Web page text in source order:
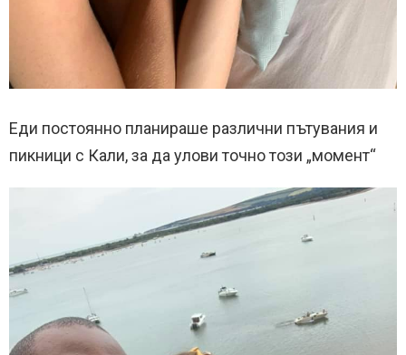
Еди постоянно планираше различни пътувания и
пикници с Кали, за да улови точно този „момент“